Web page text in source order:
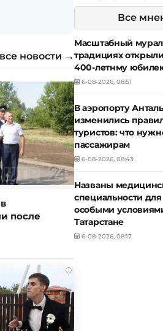
все новости →
после
i
Все
Масштабный
традициях
400-летнму
6-08-2026, 08:51
В аэропорту
изменились
туристов: что
пассажирам
6-08-2026, 08:43
Названы
специальности для
особыми
Татарстане
6-08-2026, 08:17